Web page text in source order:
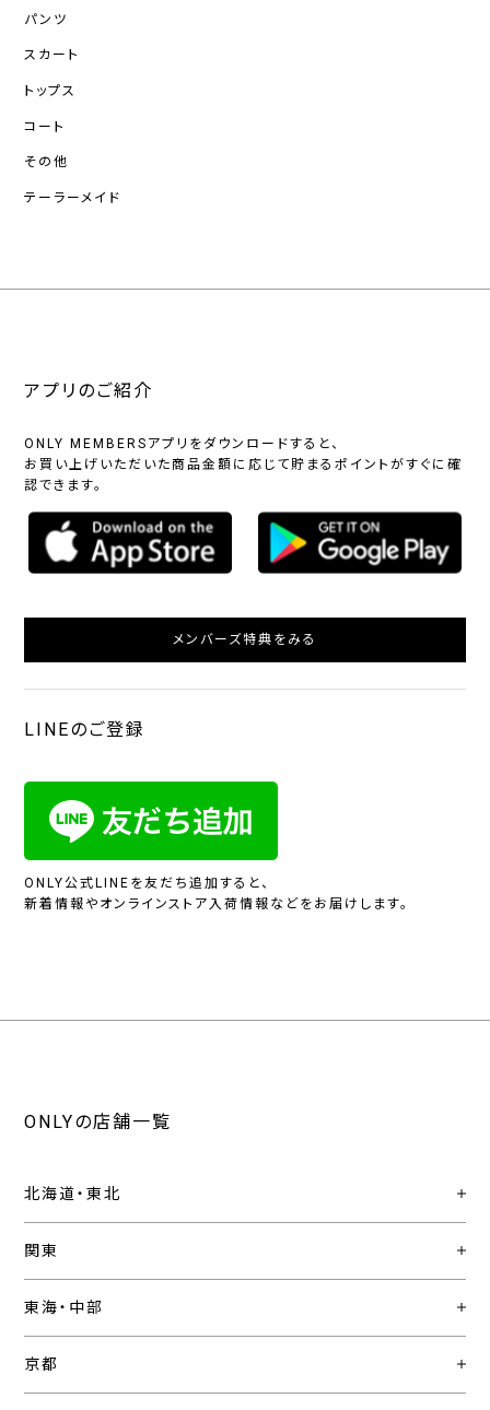
パンツ
スカート
トップス
コート
その他
テーラーメイド
アプリのご紹介
ONLY MEMBERSアプリをダウンロードすると、
お買い上げいただいた商品金額に応じて貯まるポイントがすぐに確
認できます。
メンバーズ特典をみる
LINEのご登録
ONLY公式LINEを友だち追加すると、
新着情報やオンラインストア入荷情報などをお届けします。
ONLYの店舗一覧
北海道・東北
関東
東海・中部
京都